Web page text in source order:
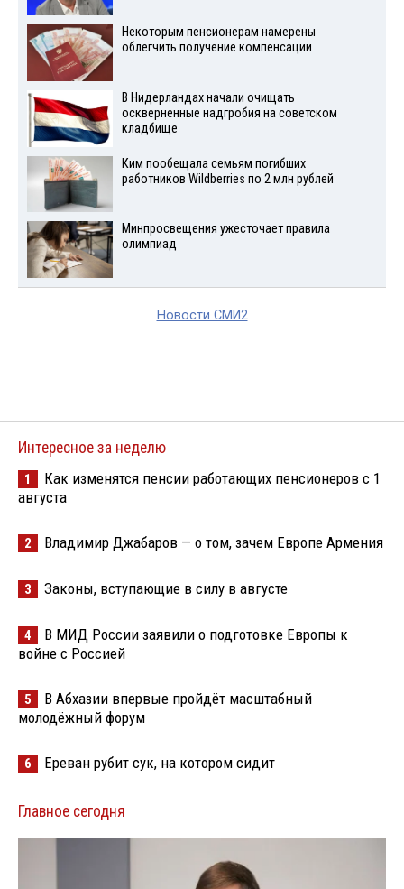
Некоторым пенсионерам намерены
облегчить получение компенсации
В Нидерландах начали очищать
оскверненные надгробия на советском
кладбище
Ким пообещала семьям погибших
работников Wildberries по 2 млн рублей
Минпросвещения ужесточает правила
олимпиад
Новости СМИ2
Интересное за неделю
1
Как изменятся пенсии работающих пенсионеров с 1
августа
2 Владимир Джабаров — о том, зачем Европе Армения
3 Законы, вступающие в силу в августе
4
В МИД России заявили о подготовке Европы к
войне с Россией
5
В Абхазии впервые пройдёт масштабный
молодёжный форум
6 Ереван рубит сук, на котором сидит
Главное сегодня